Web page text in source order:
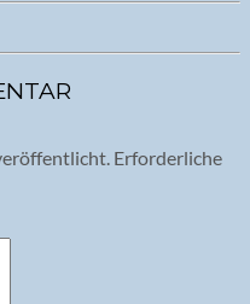
Erforderliche